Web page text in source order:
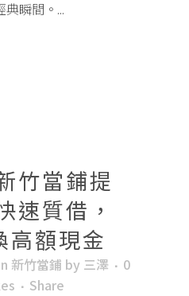
瞬間。...
竹當鋪提
速質借，
高額現金
新竹當鋪 by 三澤
0
Share